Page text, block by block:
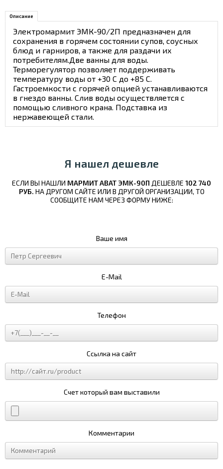
Описание
Электромармит ЭМК-90/2П предназначен для
сохранения в горячем состоянии супов, соусных
блюд и гарниров, а также для раздачи их
потребителям.Две ванны для воды.
Терморегулятор позволяет поддерживать
температуру воды от +30 С до +85 С.
Гастроемкости с горячей опцией устанавливаются
в гнездо ванны. Слив воды осуществляется с
помощью сливного крана. Подставка из
нержавеющей стали.
Я нашел дешевле
ЕСЛИ ВЫ НАШЛИ МАРМИТ ABAT ЭМК-90П ДЕШЕВЛЕ 102 740
РУБ. НА ДРУГОМ САЙТЕ ИЛИ В ДРУГОЙ ОРГАНИЗАЦИИ, ТО
СООБЩИТЕ НАМ ЧЕРЕЗ ФОРМУ НИЖЕ:
Ваше имя
E-Mail
Телефон
Ссылка на сайт
Счет который вам выставили
Комментарии